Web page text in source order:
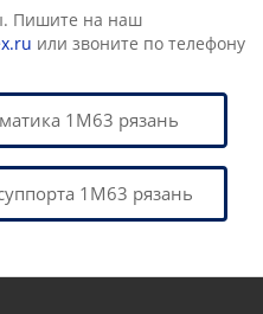
Пишите на наш
или звоните по телефону
1М63 рязань
1М63 рязань